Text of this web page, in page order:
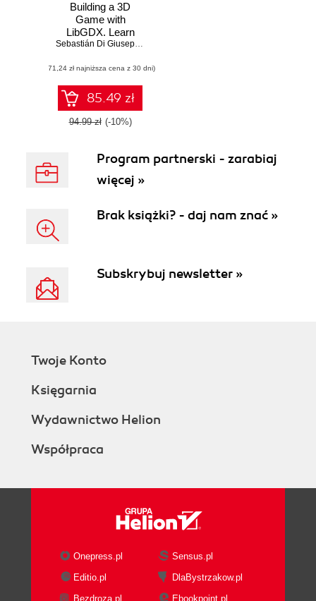
Building a 3D
Game with
LibGDX. Learn
how to build an
with LibGDX from
scratch
Sebastián Di Giuseppe
(71,24 zł najniższa cena z 30 dni)
85.49 zł
94.99 zł (-10%)
Program partnerski - zarabiaj
więcej »
Brak książki? - daj nam znać »
Subskrybuj newsletter »
Twoje Konto
Księgarnia
Wydawnictwo Helion
Współpraca
Onepress.pl
Sensus.pl
Editio.pl
DlaBystrzakow.pl
Bezdroza.pl
Ebookpoint.pl